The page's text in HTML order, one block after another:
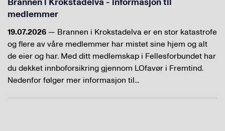
medlemmer
19.07.2026 — Brannen i Krokstadelva er en stor katastrofe
og flere av våre medlemmer har mistet sine hjem og alt
de eier og har. Med ditt medlemskap i Fellesforbundet har
du dekket innboforsikring gjennom LOfavør i Fremtind.
Nedenfor følger mer informasjon til...